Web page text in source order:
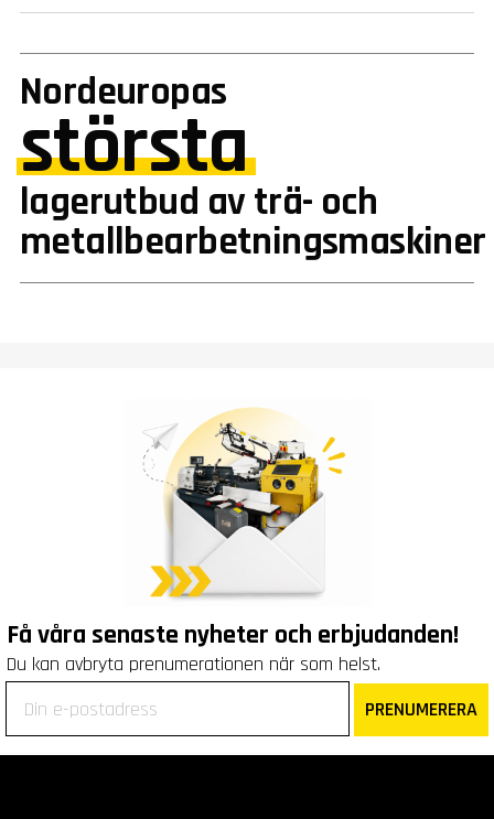
Nordeuropas
största
lagerutbud av trä- och
metallbearbetningsmaskiner
Få våra senaste nyheter och erbjudanden!
Du kan avbryta prenumerationen när som helst.
PRENUMERERA